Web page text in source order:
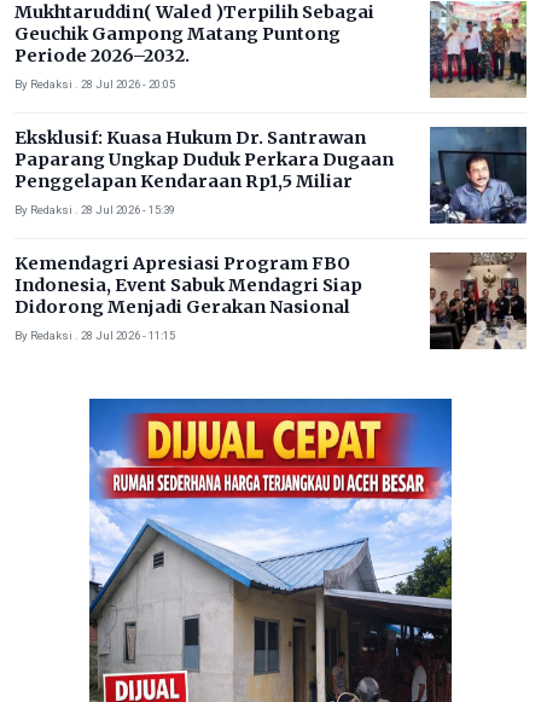
Mukhtaruddin( Waled )Terpilih Sebagai
Geuchik Gampong Matang Puntong
Periode 2026–2032.
By Redaksi . 28 Jul 2026 - 20:05
Eksklusif: Kuasa Hukum Dr. Santrawan
Paparang Ungkap Duduk Perkara Dugaan
Penggelapan Kendaraan Rp1,5 Miliar
By Redaksi . 28 Jul 2026 - 15:39
Kemendagri Apresiasi Program FBO
Indonesia, Event Sabuk Mendagri Siap
Didorong Menjadi Gerakan Nasional
By Redaksi . 28 Jul 2026 - 11:15